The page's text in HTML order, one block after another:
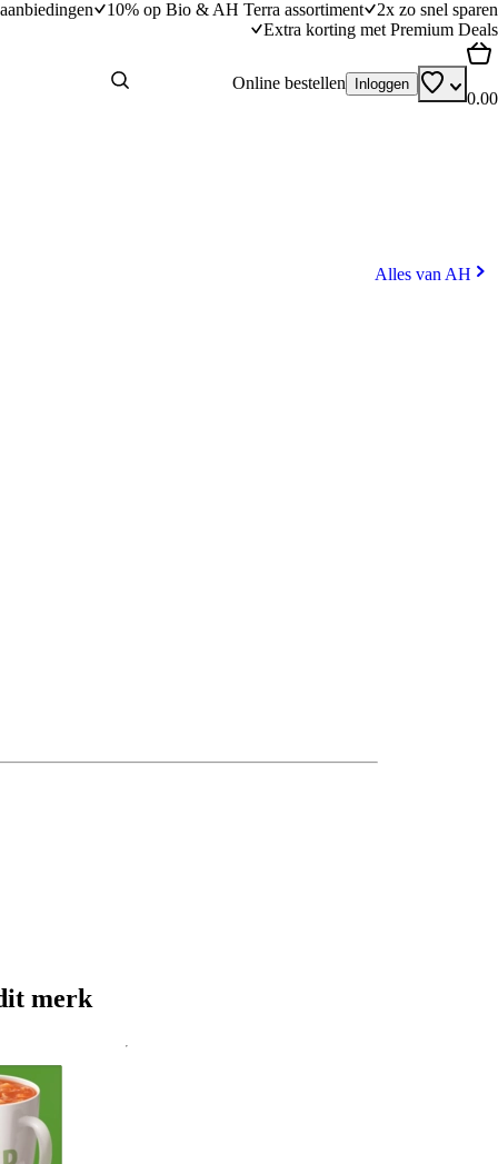
10% op Bio & AH Terra assortiment
2x zo snel sparen
Extra korting met Premium Deals
Online bestellen Inloggen
0.00
Alles van AH
merk